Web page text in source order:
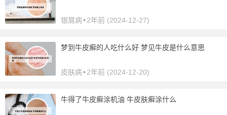
银屑病•2年前 (2024-12-27)
梦到牛皮癣的人吃什么好 梦见牛皮是什么意思
皮肤病•2年前 (2024-12-20)
牛得了牛皮癣涂机油 牛皮肤癣涂什么